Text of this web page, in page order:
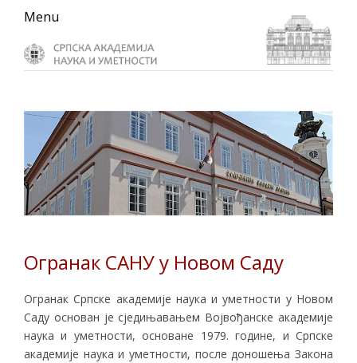
Skip
primary
navigation
Skip
main
content
Skip
primary
sidebar
Menu
Огранак САНУ у Новом Саду
Огранак Српске академије наука и уметности у Новом
Саду основан је сједињавањем Војвођанске академије
наука и уметности, основане 1979. године, и Српске
академије наука и уметности, после доношења Закона